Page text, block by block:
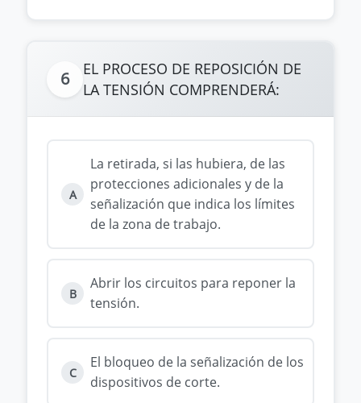
6
EL PROCESO DE REPOSICIÓN DE
LA TENSIÓN COMPRENDERÁ:
A
La retirada, si las hubiera, de las
protecciones adicionales y de la
señalización que indica los límites
de la zona de trabajo.
B
Abrir los circuitos para reponer la
tensión.
C
El bloqueo de la señalización de los
dispositivos de corte.